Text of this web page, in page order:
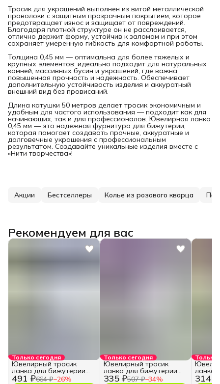
Тросик для украшений выполнен из витой металлической
проволоки с защитным прозрачным покрытием, которое
предотвращает износ и защищает от повреждений.
Благодаря плотной структуре он не расслаивается,
отлично держит форму, устойчив к заломам и при этом
сохраняет умеренную гибкость для комфортной работы.
Толщина 0,45 мм — оптимальна для более тяжелых и
крупных элементов: идеально подходит для натуральных
камней, массивных бусин и украшений, где важна
повышенная прочность и надежность. Обеспечивает
дополнительную устойчивость изделия и аккуратный
внешний вид без провисаний.
Длина катушки 50 метров делает тросик экономичным и
удобным для частого использования — подходит как для
начинающих, так и для профессионалов. Ювелирная ланка
0,45 мм — это надежная фурнитура для бижутерии,
которая помогает создавать прочные, аккуратные и
долговечные украшения с профессиональным
результатом. Создавайте уникальные изделия вместе с
«Нити творчества»!
Акции Бестселлеры Колье из розового кварца
Рекомендуем для вас
Только сегодня
491 ₽664 ₽−26%
Ювелирный тросик
ланка для бижутерии
0,25 мм.
Только сегодня
335 ₽507 ₽−34%
Ювелирный тросик
ланка для бижутерии
0,45 мм.
Только
314 ₽
ланка
0,3 мм.